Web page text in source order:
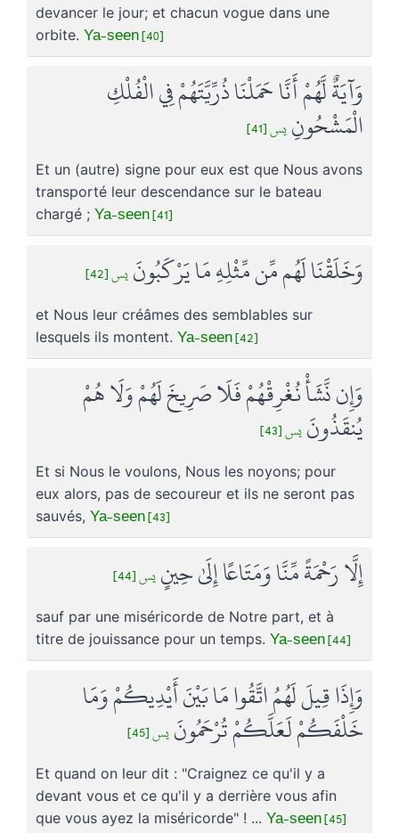
devancer le jour; et chacun vogue dans une
orbite. Ya-seen [40]
وَآيَةٌ لَّهُمْ أَنَّا حَمَلْنَا ذُرِّيَّتَهُمْ فِي الْفُلْكِ
الْمَشْحُونِ يس [41]
Et un (autre) signe pour eux est que Nous avons
transporté leur descendance sur le bateau
chargé ; Ya-seen [41]
وَخَلَقْنَا لَهُم مِّن مِّثْلِهِ مَا يَرْكَبُونَ يس [42]
et Nous leur créâmes des semblables sur
lesquels ils montent. Ya-seen [42]
وَإِن نَّشَأْ نُغْرِقْهُمْ فَلَا صَرِيخَ لَهُمْ وَلَا هُمْ
يُنقَذُونَ يس [43]
Et si Nous le voulons, Nous les noyons; pour
eux alors, pas de secoureur et ils ne seront pas
sauvés, Ya-seen [43]
إِلَّا رَحْمَةً مِّنَّا وَمَتَاعًا إِلَىٰ حِينٍ يس [44]
sauf par une miséricorde de Notre part, et à
titre de jouissance pour un temps. Ya-seen [44]
وَإِذَا قِيلَ لَهُمُ اتَّقُوا مَا بَيْنَ أَيْدِيكُمْ وَمَا
خَلْفَكُمْ لَعَلَّكُمْ تُرْحَمُونَ يس [45]
Et quand on leur dit : "Craignez ce qu'il y a
devant vous et ce qu'il y a derrière vous afin
que vous ayez la miséricorde" ! ... Ya-seen [45]